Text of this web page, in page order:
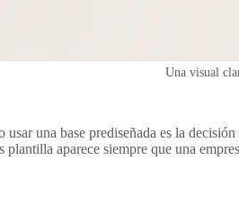
Una visual
usar una base prediseñada es la
aparece siempre que una